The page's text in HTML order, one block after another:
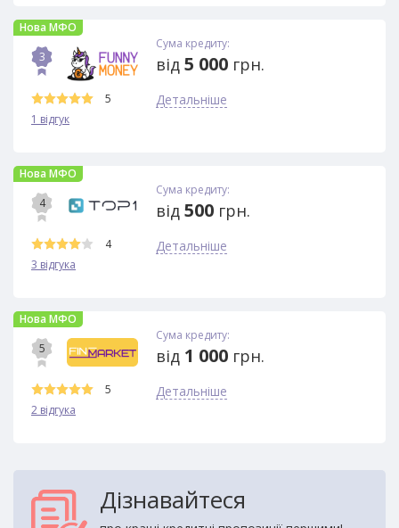
Нова МФО
3
5
1 відгук
Сума кредиту:
від 5 000 грн.
Детальніше
Нова МФО
4
4
3 відгука
Сума кредиту:
від 500 грн.
Детальніше
Нова МФО
5
5
2 відгука
Сума кредиту:
від 1 000 грн.
Детальніше
Дізнавайтеся